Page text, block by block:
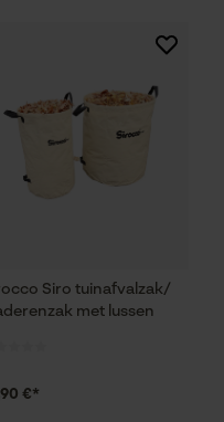
Siro tuinafvalzak/
met lussen
€*